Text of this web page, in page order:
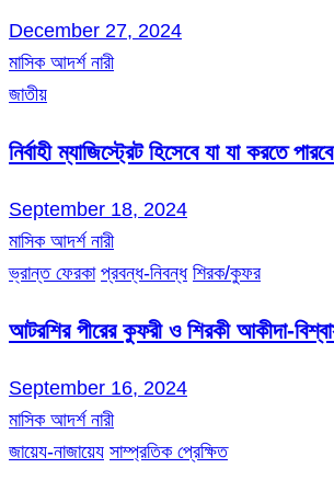
December 27, 2024
মাসিক আদর্শ নারী
জাতীয়
নির্বাহী ম্যাজিস্ট্রেট হিসেবে যা যা করতে
September 18, 2024
মাসিক আদর্শ নারী
ভ্রান্ত ফেরকা প্রবন্ধ-নিবন্ধ শিরক/কুফর
আটরশির পীরের কুফরী ও শিরকী আকীদা-
September 16, 2024
মাসিক আদর্শ নারী
জায়েয-নাজায়েয সাম্প্রতিক প্রেক্ষিত